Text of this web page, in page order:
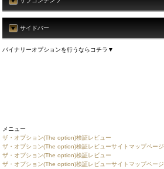
サイドバー
バイナリーオプションを行うならコチラ▼
メニュー
ザ・オプション(The option)検証レビュー
ザ・オプション(The option)検証レビューサイトマップページ
ザ・オプション(The option)検証レビュー
ザ・オプション(The option)検証レビューサイトマップページ